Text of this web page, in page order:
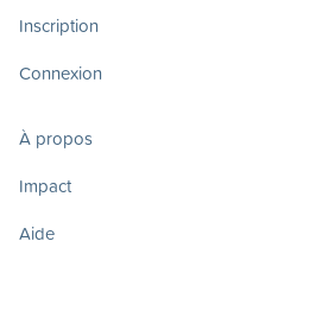
Inscription
Connexion
À propos
Impact
Aide